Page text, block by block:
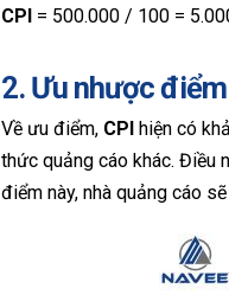
CPI = 500.000 / 100 =
2. Ưu nhược
Về ưu điểm, CPIhiện có
thức quảng cáo khác. Điều
điểm này, nhà quảng cáo